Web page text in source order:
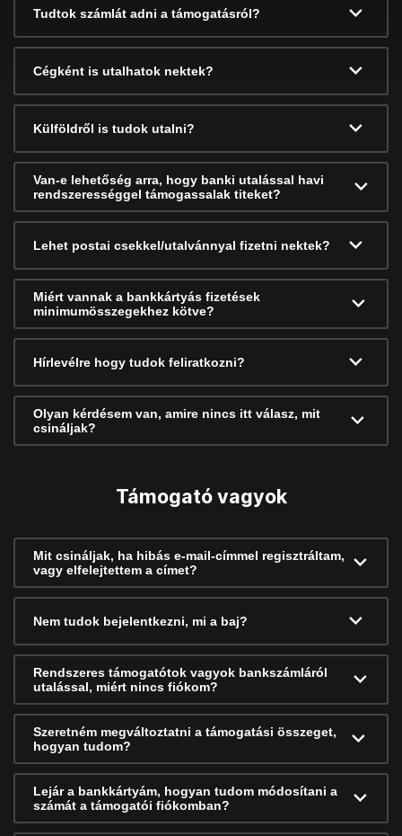
Tudtok számlát adni a támogatásról?
Cégként is utalhatok nektek?
Külföldről is tudok utalni?
Van-e lehetőség arra, hogy banki utalással havi
rendszerességgel támogassalak titeket?
Lehet postai csekkel/utalvánnyal fizetni nektek?
Miért vannak a bankkártyás fizetések
minimumösszegekhez kötve?
Hírlevélre hogy tudok feliratkozni?
Olyan kérdésem van, amire nincs itt válasz, mit
csináljak?
Támogató vagyok
Mit csináljak, ha hibás e-mail-címmel regisztráltam,
vagy elfelejtettem a címet?
Nem tudok bejelentkezni, mi a baj?
Rendszeres támogatótok vagyok bankszámláról
utalással, miért nincs fiókom?
Szeretném megváltoztatni a támogatási összeget,
hogyan tudom?
Lejár a bankkártyám, hogyan tudom módosítani a
számát a támogatói fiókomban?